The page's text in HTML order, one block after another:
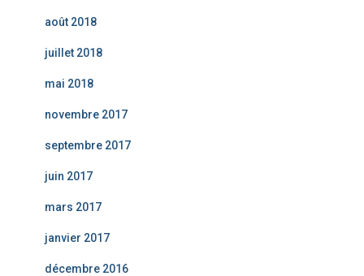
août 2018
juillet 2018
mai 2018
novembre 2017
septembre 2017
juin 2017
mars 2017
janvier 2017
décembre 2016